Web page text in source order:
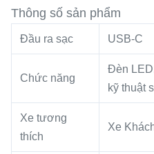
Thông số sản phẩm
Đầu ra sạc USB-C
Chức năng
Đèn
kỹ thuật
Xe tương
thích
Xe